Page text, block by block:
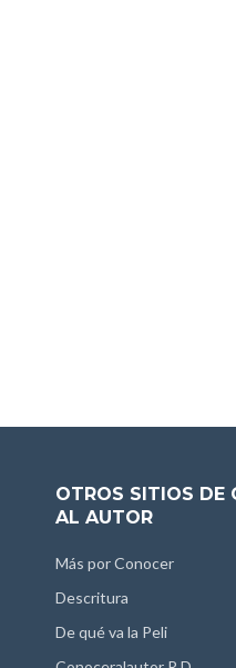
OTROS SITIOS DE
AL AUTOR
Más por Conocer
Descritura
De qué va la Peli